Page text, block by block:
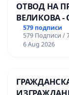
ОТВОД НА
ВЕЛИКОВА
579 подписи
579 Подписи /
6 Aug 2026